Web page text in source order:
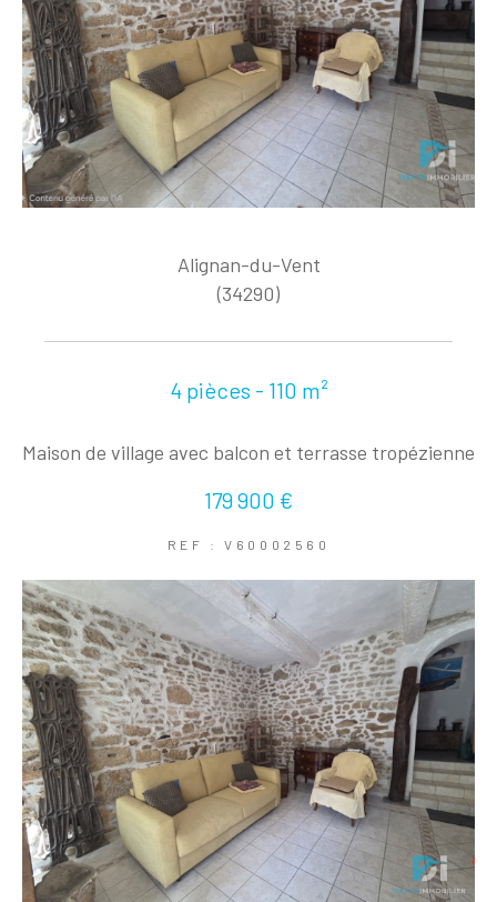
Alignan-du-Vent
(34290)
4 pièces - 110 m²
Maison de village avec balcon et terrasse tropézienne
179 900 €
REF : V60002560